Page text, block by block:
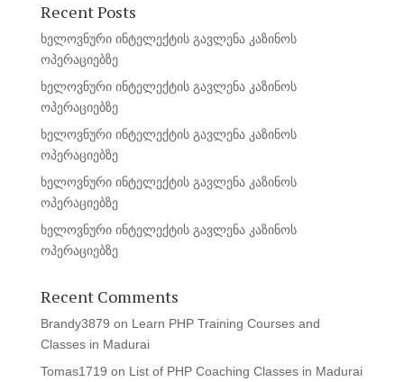
Recent Posts
ხელოვნური ინტელექტის გავლენა კაზინოს
ოპერაციებზე
ხელოვნური ინტელექტის გავლენა კაზინოს
ოპერაციებზე
ხელოვნური ინტელექტის გავლენა კაზინოს
ოპერაციებზე
ხელოვნური ინტელექტის გავლენა კაზინოს
ოპერაციებზე
ხელოვნური ინტელექტის გავლენა კაზინოს
ოპერაციებზე
Recent Comments
Brandy3879 on Learn PHP Training Courses and
Classes in Madurai
Tomas1719 on List of PHP Coaching Classes in Madurai